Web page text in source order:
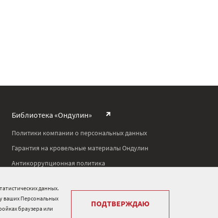
данных.
ваших Персональных
браузера или
ПОДТВЕРЖДАЮ
Библиотека «Ондулин»
Политики компании о персональных данных
Гарантия на кровельные материалы Ондулин
Антикоррупционная политика